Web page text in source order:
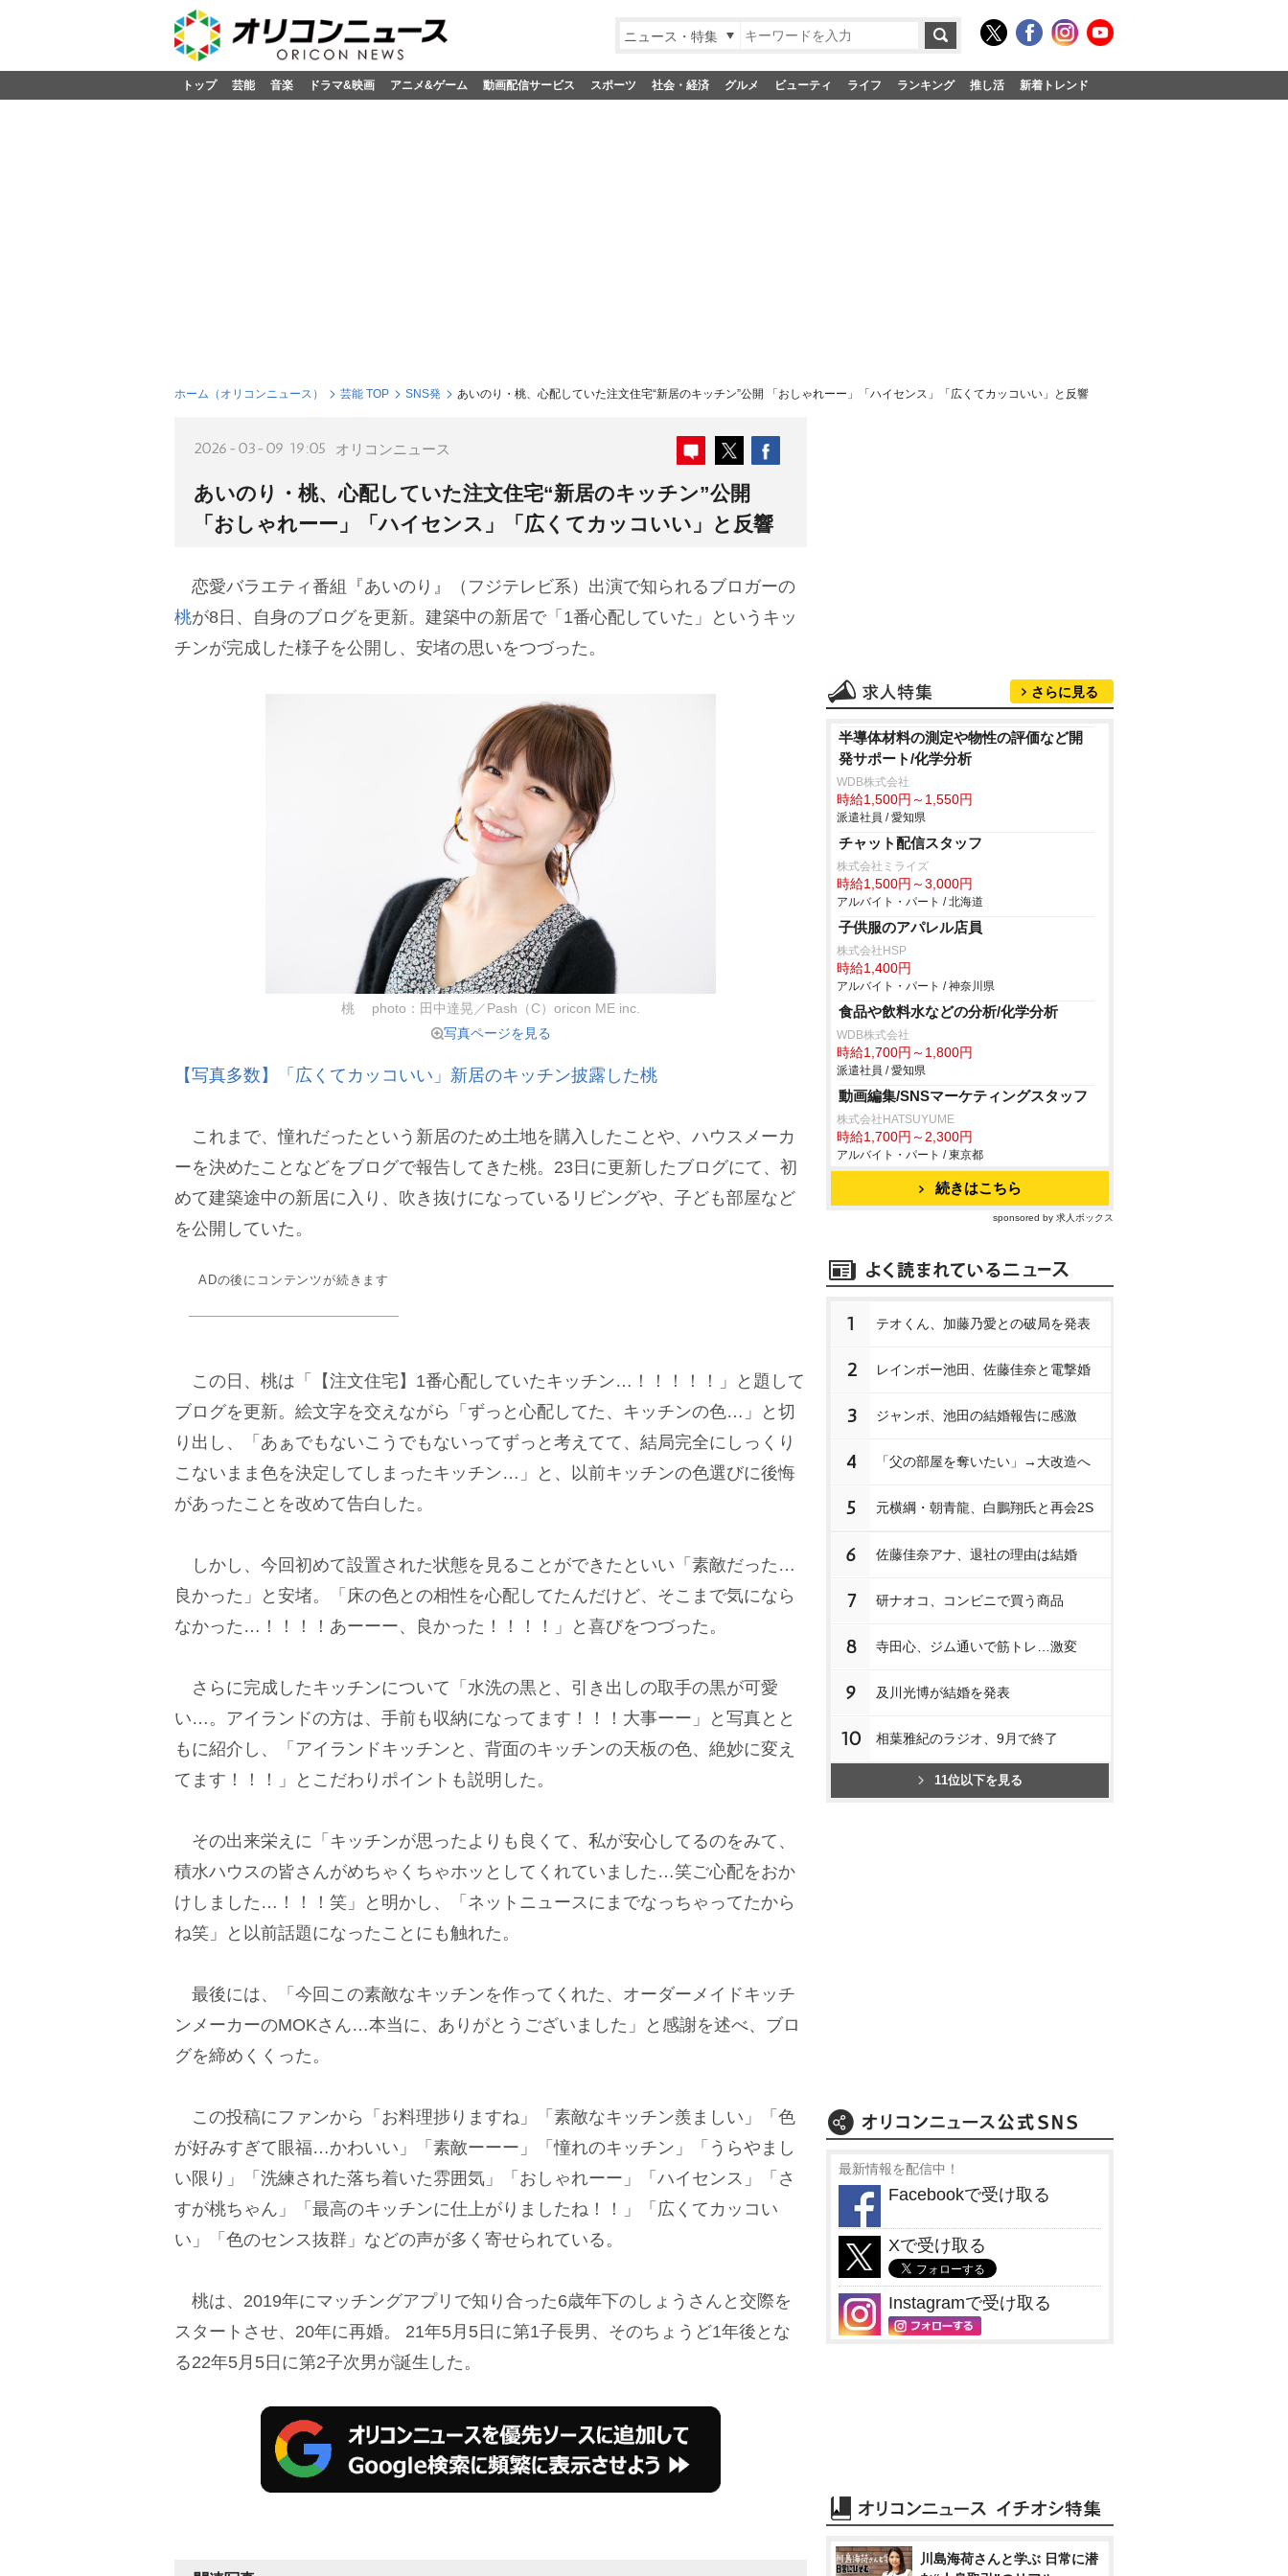
ニュース・特集
トップ 芸能 音楽 ドラマ&映画 アニメ&ゲーム 動画配信サービス スポーツ 社会・経済 グルメ ビューティ ライフ ランキング 推し活 新着トレンド
ホーム（オリコンニュース） 芸能 TOP SNS発 あいのり・桃、心配していた注文住宅“新居のキッチン”公開 「おしゃれーー」「ハイセンス」「広くてカッコいい」と反響
2026-03-09 19:05 オリコンニュース
あいのり・桃、心配していた注文住宅“新居のキッチン”公開
「おしゃれーー」「ハイセンス」「広くてカッコいい」と反響
恋愛バラエティ番組『あいのり』（フジテレビ系）出演で知られるブロガーの
桃が8日、自身のブログを更新。建築中の新居で「1番心配していた」というキッ
チンが完成した様子を公開し、安堵の思いをつづった。
桃 photo：田中達晃／Pash（C）oricon ME inc.
写真ページを見る
【写真多数】「広くてカッコいい」新居のキッチン披露した桃
これまで、憧れだったという新居のため土地を購入したことや、ハウスメーカ
ーを決めたことなどをブログで報告してきた桃。23日に更新したブログにて、初
めて建築途中の新居に入り、吹き抜けになっているリビングや、子ども部屋など
を公開していた。
ADの後にコンテンツが続きます
この日、桃は「【注文住宅】1番心配していたキッチン…！！！！！」と題して
ブログを更新。絵文字を交えながら「ずっと心配してた、キッチンの色…」と切
り出し、「あぁでもないこうでもないってずっと考えてて、結局完全にしっくり
こないまま色を決定してしまったキッチン…」と、以前キッチンの色選びに後悔
があったことを改めて告白した。
しかし、今回初めて設置された状態を見ることができたといい「素敵だった…
良かった」と安堵。「床の色との相性を心配してたんだけど、そこまで気になら
なかった…！！！！あーーー、良かった！！！！」と喜びをつづった。
さらに完成したキッチンについて「水洗の黒と、引き出しの取手の黒が可愛
い…。アイランドの方は、手前も収納になってます！！！大事ーー」と写真とと
もに紹介し、「アイランドキッチンと、背面のキッチンの天板の色、絶妙に変え
てます！！！」とこだわりポイントも説明した。
その出来栄えに「キッチンが思ったよりも良くて、私が安心してるのをみて、
積水ハウスの皆さんがめちゃくちゃホッとしてくれていました…笑ご心配をおか
けしました…！！！笑」と明かし、「ネットニュースにまでなっちゃってたから
ね笑」と以前話題になったことにも触れた。
最後には、「今回この素敵なキッチンを作ってくれた、オーダーメイドキッチ
ンメーカーのMOKさん…本当に、ありがとうございました」と感謝を述べ、ブロ
グを締めくくった。
この投稿にファンから「お料理捗りますね」「素敵なキッチン羨ましい」「色
が好みすぎて眼福…かわいい」「素敵ーーー」「憧れのキッチン」「うらやまし
い限り」「洗練された落ち着いた雰囲気」「おしゃれーー」「ハイセンス」「さ
すが桃ちゃん」「最高のキッチンに仕上がりましたね！！」「広くてカッコい
い」「色のセンス抜群」などの声が多く寄せられている。
桃は、2019年にマッチングアプリで知り合った6歳年下のしょうさんと交際を
スタートさせ、20年に再婚。 21年5月5日に第1子長男、そのちょうど1年後とな
る22年5月5日に第2子次男が誕生した。
さらに見る
半導体材料の測定や物性の評価など開
発サポート/化学分析
WDB株式会社
時給1,500円～1,550円
派遣社員 / 愛知県
チャット配信スタッフ
株式会社ミライズ
時給1,500円～3,000円
アルバイト・パート / 北海道
子供服のアパレル店員
株式会社HSP
時給1,400円
アルバイト・パート / 神奈川県
食品や飲料水などの分析/化学分析
WDB株式会社
時給1,700円～1,800円
派遣社員 / 愛知県
動画編集/SNSマーケティングスタッフ
株式会社HATSUYUME
時給1,700円～2,300円
アルバイト・パート / 東京都
続きはこちら
sponsored by 求人ボックス
1 テオくん、加藤乃愛との破局を発表
2 レインボー池田、佐藤佳奈と電撃婚
3 ジャンボ、池田の結婚報告に感激
4 「父の部屋を奪いたい」→大改造へ
5 元横綱・朝青龍、白鵬翔氏と再会2S
6 佐藤佳奈アナ、退社の理由は結婚
7 研ナオコ、コンビニで買う商品
8 寺田心、ジム通いで筋トレ…激変
9 及川光博が結婚を発表
10 相葉雅紀のラジオ、9月で終了
11位以下を見る
最新情報を配信中！
Facebookで受け取る
Xで受け取る
Instagramで受け取る
川島海荷さんと学ぶ 日常に潜